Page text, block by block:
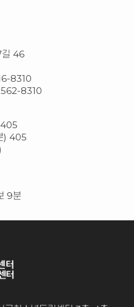
길 46
8310
562-8310
405
) 405
9분